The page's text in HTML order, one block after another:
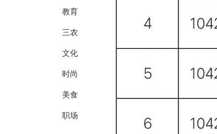
教育
三农
文化
时尚
美食
职场